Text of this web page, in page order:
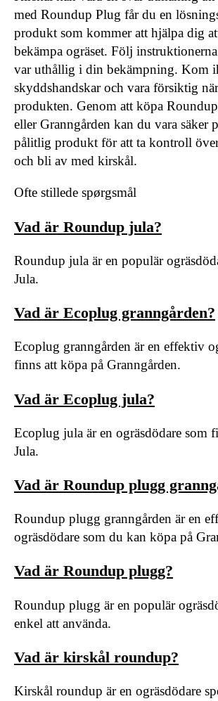
med Roundup Plug får du en
produkt som kommer att hjälpa dig
bekämpa ogräset. Följ
var uthållig i din bekämpning. Kom
skyddshandskar och vara försiktig
produkten. Genom att köpa
eller Granngården kan du vara säker
pålitlig produkt för att ta kontroll
och bli av med kirskål.
Ofte stillede spørgsmål
Vad är Roundup jula?
Roundup jula är en populär
Jula.
Vad är Ecoplug granngården?
Ecoplug granngården är en effektiv
finns att köpa på Granngården.
Vad är Ecoplug jula?
Ecoplug jula är en ogräsdödare som
Jula.
Vad är Roundup plugg
Roundup plugg granngården är en
ogräsdödare som du kan köpa på
Vad är Roundup plugg?
Roundup plugg är en populär
enkel att använda.
Vad är kirskål roundup?
Kirskål roundup är en ogräsdödare